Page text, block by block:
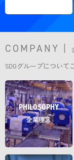
COMPANY |
SDGグループについて
PHILOSOPHY
企業理念